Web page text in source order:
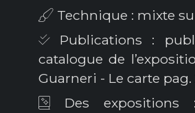
Technique : mixte
Publications :
catalogue de
Guarneri - Le carte pag.
Des expositions